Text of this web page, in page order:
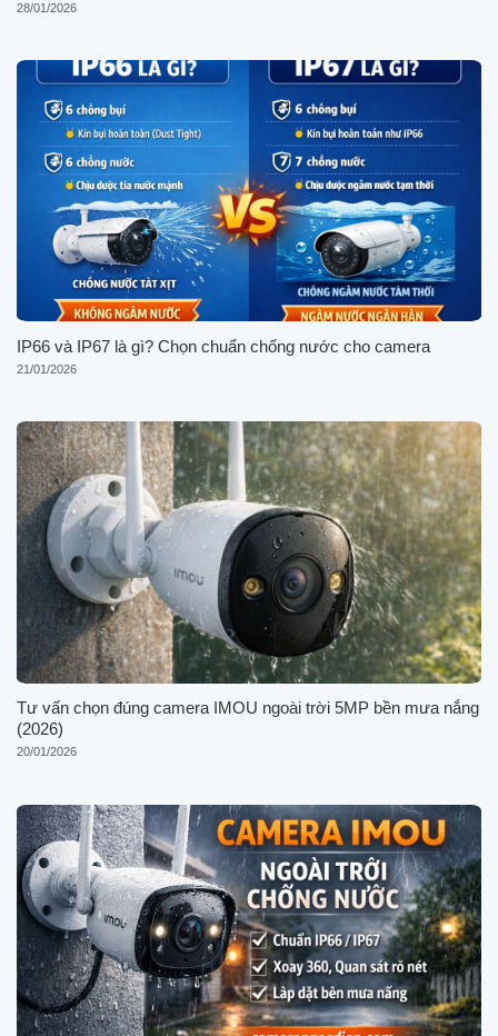
28/01/2026
IP66 và IP67 là gì? Chọn chuẩn chống nước cho camera
21/01/2026
Tư vấn chọn đúng camera IMOU ngoài trời 5MP bền mưa nắng
(2026)
20/01/2026